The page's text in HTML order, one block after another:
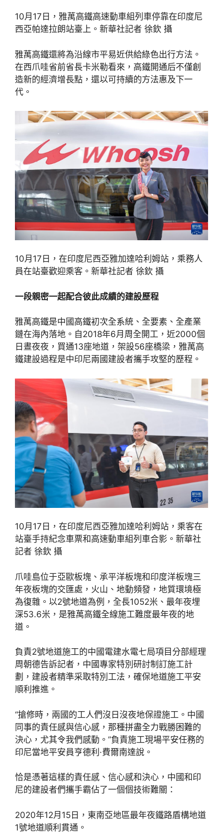
10月17日，雅萬高鐵高速動車組列車停靠在印度尼
西亞帕達拉朗站臺上。新華社記者 徐欽 攝
雅萬高鐵還將為沿線市平易近供給綠色出行方法。
在西爪哇省前省長卡米勒看來，高鐵開通后不僅創
造新的經濟增長點，還以可持續的方法惠及下一
代。
10月17日，在印度尼西亞雅加達哈利姆站，乘務人
員在站臺歡迎乘客。新華社記者 徐欽 攝
一段親密一起配合彼此成績的建設歷程
雅萬高鐵是中國高鐵初次全系統、全要素、全產業
鏈在海內落地。自2018年6月周全開工，近2000個
日晝夜夜，買通13座地道，架設56座橋梁，雅萬高
鐵建設過程是中印尼兩國建設者攜手攻堅的歷程。
10月17日，在印度尼西亞雅加達哈利姆站，乘客在
站臺手持紀念車票和高速動車組列車合影。新華社
記者 徐欽 攝
爪哇島位于亞歐板塊、承平洋板塊和印度洋板塊三
年夜板塊的交匯處，火山、地動頻發，地質環境極
為復雜。以2號地道為例，全長1052米、最年夜埋
深53.6米，是雅萬高鐵全線施工難度最年夜的地
道。
負責2號地道施工的中國電建水電七局項目分部經理
周朝德告訴記者，中國專家特別研討制訂施工計
劃，建設者精準采取特別工法，確保地道施工平安
順利推進。
“搶修時，兩國的工人們沒日沒夜地保證施工。中國
同事的責任感與信心感，那種拼盡全力戰勝困難的
決心，尤其令我們感動。”負責施工現場平安任務的
印尼當地平安員亨德利·費爾南達說。
恰是憑著這樣的責任感、信心感和決心，中國和印
尼的建設者們攜手霸佔了一個個技術難關：
2020年12月15日，東南亞地區最年夜鐵路盾構地道
1號地道順利貫通。